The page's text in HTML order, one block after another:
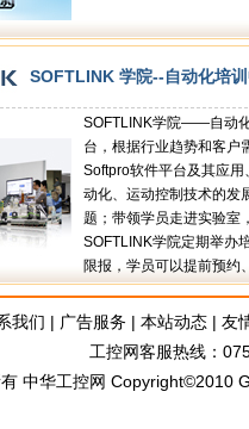
SOFTLINK 学院--自动化培
SOFTLINK学院——自动
台，根据行业趋势和客户
Softpro软件平台及其应
动化、运动控制技术的发
题；带领学员走进实验室
SOFTLINK学院定期举办
限报，学员可以提前预约
我们 | 广告服务 | 本站动态 | 友
工控网客服热线：
中华工控网 Copyright©2010